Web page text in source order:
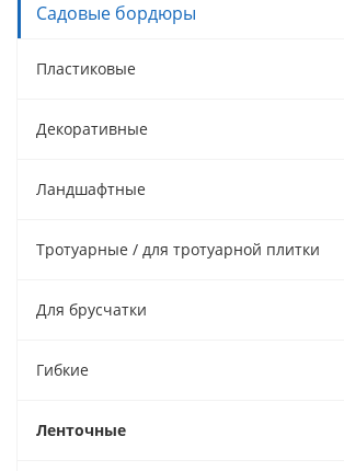
Садовые бордюры
Пластиковые
Декоративные
Ландшафтные
Тротуарные / для тротуарной плитки
Для брусчатки
Гибкие
Ленточные